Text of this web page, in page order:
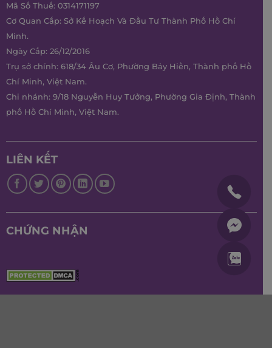
Mã Số Thuế: 0314171197
Cơ Quan Cấp: Sở Kế Hoạch Và Đầu Tư Thành Phố Hồ Chí
Minh.
Ngày Cấp: 26/12/2016
Trụ sở chính: 618/34 Âu Cơ, Phường Bảy Hiền, Thành phố Hồ
Chí Minh, Việt Nam.
Chi nhánh: 9/18 Nguyễn Huy Tưởng, Phường Gia Định, Thành
phố Hồ Chí Minh, Việt Nam.
LIÊN KẾT
CHỨNG NHẬN